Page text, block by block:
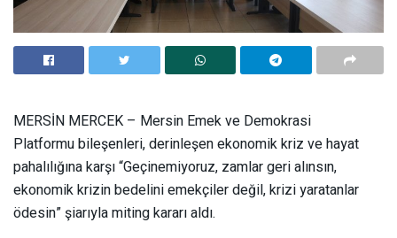
MERSİN MERCEK – Mersin Emek ve Demokrasi
Platformu bileşenleri, derinleşen ekonomik kriz ve hayat
pahalılığına karşı “Geçinemiyoruz, zamlar geri alınsın,
ekonomik krizin bedelini emekçiler değil, krizi yaratanlar
ödesin” şiarıyla miting kararı aldı.